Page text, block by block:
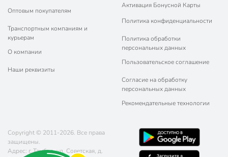
Оптовым покупателям
Транспортным компаниям и
курьерам
О компании
Наши реквизиты
Активация Бонусной Карты
Политика конфиденциальности
Политика обработки
персональных данных
Пользовательское соглашение
Согласие на обработку
персональных данных
Рекомендательные технологии
Copyright © 2011-2026. Все права
защищены.
Адрес: г. Тамбов, ул. Советская, д.